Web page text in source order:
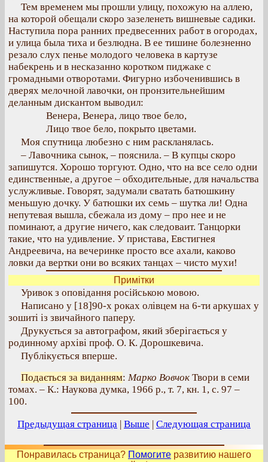
Тем временем мы прошли улицу, похожую на аллею,
на которой обещали скоро зазеленеть вишневые садики.
Наступила пора ранних предвесенних работ в огородах,
и улица была тиха и безлюдна. В ее тишине болезненно
резало слух пенье молодого человека в картузе
набекрень и в несказанно коротком пиджаке с
громадными отворотами. Фигурно избоченившись в
дверях мелочной лавочки, он пронзительнейшим
деланным дискантом выводил:
Венера, Венера, лицо твое бело,
Лицо твое бело, покрыто цветами.
Моя спутница любезно с ним раскланялась.
– Лавочника сынок, – пояснила. – В купцы скоро
запишутся. Хорошо торгуют. Одно, что на все село одни
единственные, а другое – обходительные, для начальства
услужливые. Говорят, задумали сватать батюшкину
меньшую дочку. У батюшки их семь – шутка ли! Одна
непутевая вышла, сбежала из дому – про нее и не
поминают, а другие ничего, как следоваит. Танцорки
такие, что на удивление. У пристава, Евстигнея
Андреевича, на вечеринке просто все ахали, каково
ловки да вертки они во всяких танцах – чисто мухи!
Примітки
Уривок з оповідання російською мовою.
Написано у [18]90-х роках олівцем на 6-ти аркушах у
зошиті із звичайного паперу.
Друкується за автографом, який зберігається у
родинному архіві проф. О. К. Дорошкевича.
Публікується вперше.
Подається за виданням: Марко Вовчок Твори в семи
томах. – К.: Наукова думка, 1966 р., т. 7, кн. 1, с. 97 –
100.
Предыдущая страница | Выше | Следующая страница
Понравилась страница? Помогите развитию нашего